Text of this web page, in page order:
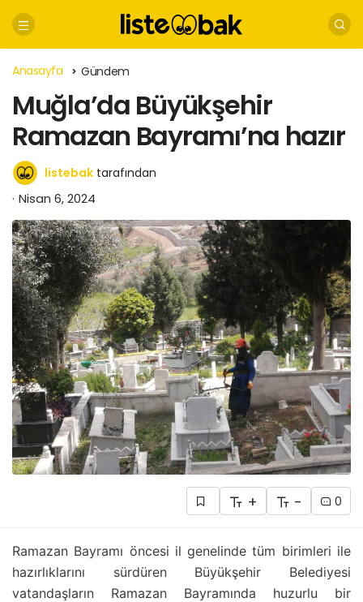
Anasayfa Gündem
Muğla’da Büyükşehir
Ramazan Bayramı’na hazır
listebak tarafından
Nisan 6, 2024
+ - 0
Ramazan Bayramı öncesi il genelinde tüm birimleri ile
hazırlıklarını sürdüren Büyükşehir Belediyesi
vatandaşların Ramazan Bayramında huzurlu bir